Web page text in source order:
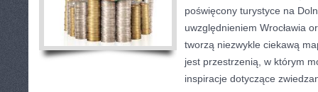
poświęcony turystyce na
uwzględnieniem Wrocławia
tworzą niezwykle ciekawą
jest przestrzenią, w którym
inspiracje dotyczące